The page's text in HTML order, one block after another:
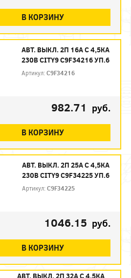
В КОРЗИНУ
АВТ. ВЫКЛ. 2П 16А С 4,5КА
230В CITY9 C9F34216 УП.6
Артикул:C9F34216
982.71 руб.
В КОРЗИНУ
АВТ. ВЫКЛ. 2П 25А С 4,5КА
230В CITY9 C9F34225 УП.6
Артикул:C9F34225
1046.15 руб.
В КОРЗИНУ
АВТ. ВЫКЛ. 2П 32А С 4,5КА